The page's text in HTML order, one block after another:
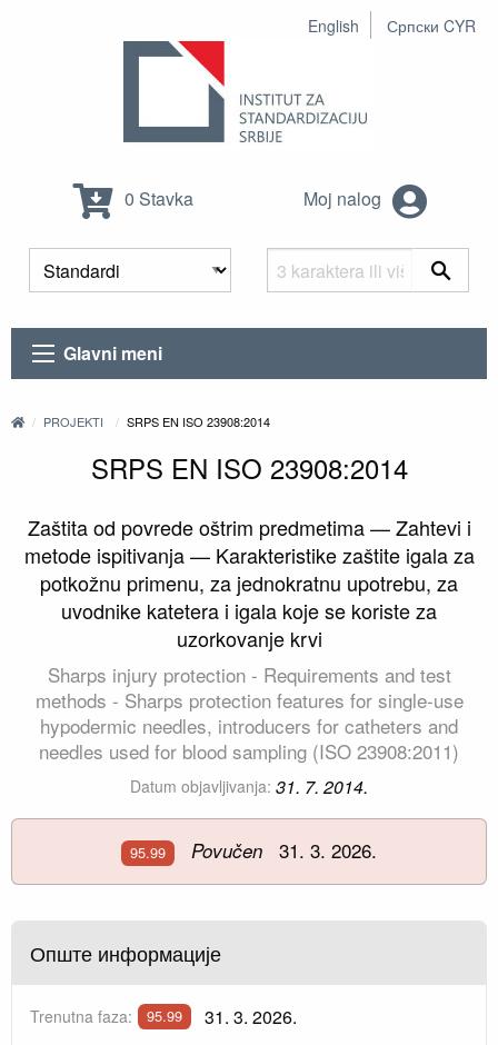
English Српски CYR
0 Stavka Moj nalog
Glavni meni
PROJEKTI SRPS EN ISO 23908:2014
SRPS EN ISO 23908:2014
Zaštita od povrede oštrim predmetima — Zahtevi i
metode ispitivanja — Karakteristike zaštite igala za
potkožnu primenu, za jednokratnu upotrebu, za
uvodnike katetera i igala koje se koriste za
uzorkovanje krvi
Sharps injury protection - Requirements and test
methods - Sharps protection features for single-use
hypodermic needles, introducers for catheters and
needles used for blood sampling (ISO 23908:2011)
Datum objavljivanja: 31. 7. 2014.
95.99 Povučen 31. 3. 2026.
Опште информације
Trenutna faza: 95.99 31. 3. 2026.